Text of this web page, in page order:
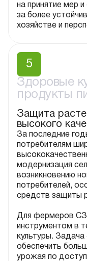
на принятие мер
за более
хозяйстве и
5
Здоровые
продукты
Защита
высокого
За последние
потребителям
модернизация
возникновению
потребителей,
средств защиты
Для фермеров
инструментом в
культуры.
обеспечить
урожая по